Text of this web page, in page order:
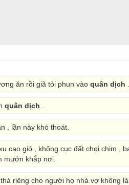
ăn rồi giã tỏi phun vào quân dịch
quân dịch
, lần này khó thoát.
cạo gió , không cục đất chọi chim ,
mướn khắp nơi.
riêng cho người họ nhà vợ không